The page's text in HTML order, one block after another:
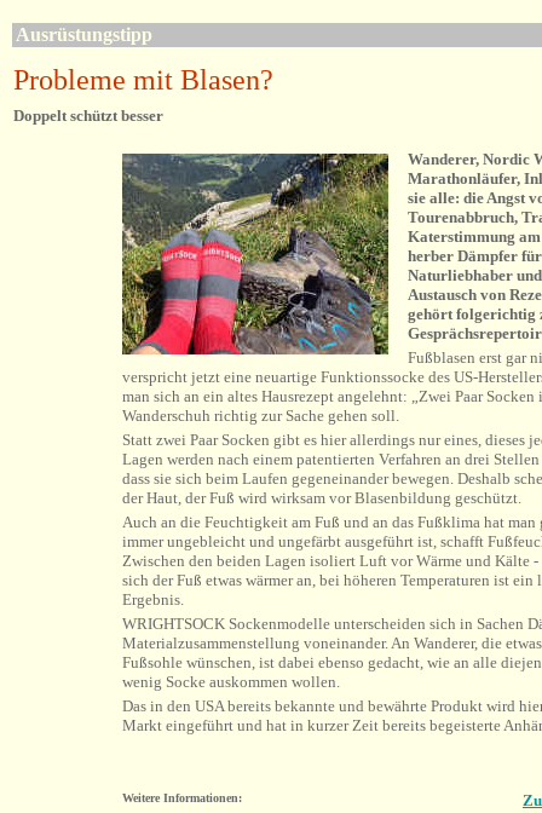
Ausrüstungstipp
Probleme mit Blasen?
Doppelt schützt besser
Wanderer, Nordic
Marathonläufer,
sie alle: die Angst
Tourenabbruch,
Katerstimmung
herber Dämpfer
Naturliebhaber
Austausch von
gehört folgerichtig
Fußblasen erst gar
verspricht jetzt eine neuartige Funktionssocke des US-
man sich an ein altes Hausrezept angelehnt: „Zwei Paar Socken
Wanderschuh richtig zur Sache gehen soll.
Statt zwei Paar Socken gibt es hier allerdings nur eines, dieses
Lagen werden nach einem patentierten Verfahren an drei
dass sie sich beim Laufen gegeneinander bewegen. Deshalb
der Haut, der Fuß wird wirksam vor Blasenbildung geschützt.
Auch an die Feuchtigkeit am Fuß und an das Fußklima hat
immer ungebleicht und ungefärbt ausgeführt ist, schafft
Zwischen den beiden Lagen isoliert Luft vor Wärme und Kälte
sich der Fuß etwas wärmer an, bei höheren Temperaturen ist
Ergebnis.
WRIGHTSOCK Sockenmodelle unterscheiden sich in Sachen
Materialzusammenstellung voneinander. An Wanderer, die
Fußsohle wünschen, ist dabei ebenso gedacht, wie an alle
wenig Socke auskommen wollen.
Das in den USA bereits bekannte und bewährte Produkt wird
Markt eingeführt und hat in kurzer Zeit bereits begeisterte
Weitere Informationen: